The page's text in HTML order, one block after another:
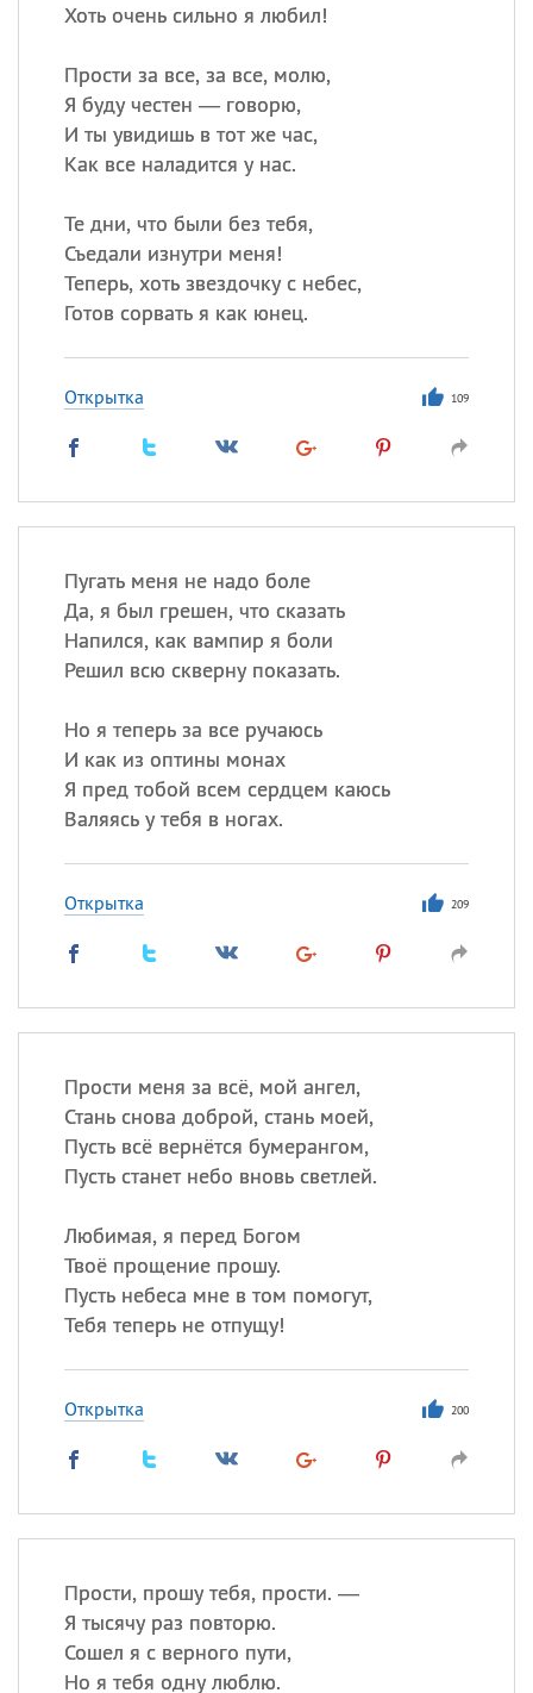
Хоть очень сильно я любил!
Прости за все, за все, молю,
Я буду честен — говорю,
И ты увидишь в тот же час,
Как все наладится у нас.
Те дни, что были без тебя,
Съедали изнутри меня!
Теперь, хоть звездочку с небес,
Готов сорвать я как юнец.
Открытка 109
Пугать меня не надо боле
Да, я был грешен, что сказать
Напился, как вампир я боли
Решил всю скверну показать.
Но я теперь за все ручаюсь
И как из оптины монах
Я пред тобой всем сердцем каюсь
Валяясь у тебя в ногах.
Открытка 209
Прости меня за всё, мой ангел,
Стань снова доброй, стань моей,
Пусть всё вернётся бумерангом,
Пусть станет небо вновь светлей.
Любимая, я перед Богом
Твоё прощение прошу.
Пусть небеса мне в том помогут,
Тебя теперь не отпущу!
Открытка 200
Прости, прошу тебя, прости. —
Я тысячу раз повторю.
Сошел я с верного пути,
Но я тебя одну люблю.